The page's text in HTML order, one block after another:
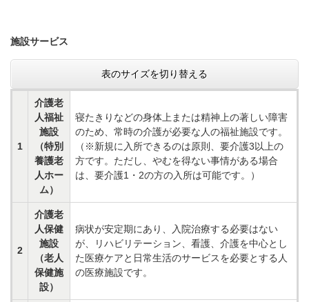
施設サービス
表のサイズを切り替える
1
介護老
人福祉
施設
（特別
養護老
人ホー
ム）
寝たきりなどの身体上または精神上の著しい障害
のため、常時の介護が必要な人の福祉施設です。
（※新規に入所できるのは原則、要介護3以上の
方です。ただし、やむを得ない事情がある場合
は、要介護1・2の方の入所は可能です。）
2
介護老
人保健
施設
（老人
保健施
設）
病状が安定期にあり、入院治療する必要はない
が、リハビリテーション、看護、介護を中心とし
た医療ケアと日常生活のサービスを必要とする人
の医療施設です。